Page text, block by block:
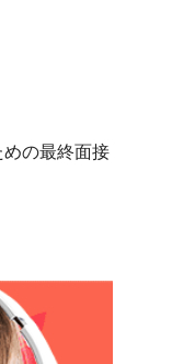
の最終面接